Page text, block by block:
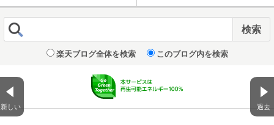
新しい 過去
楽天ブログ全体を検索 このブログ内を検索